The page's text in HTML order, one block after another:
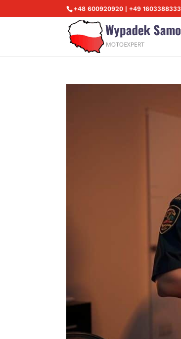
+48 600920920 | +49 1603388333